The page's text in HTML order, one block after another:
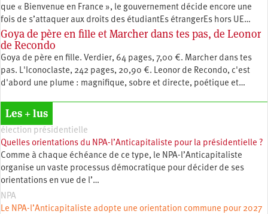
que « Bienvenue en France », le gouvernement décide encore une
fois de s’attaquer aux droits des étudiantEs étrangerEs hors UE…
Goya de père en fille et Marcher dans tes pas, de Leonor
de Recondo
Goya de père en fille. Verdier, 64 pages, 7,00 €. Marcher dans tes
pas. L'Iconoclaste, 242 pages, 20,90 €. Leonor de Recondo, c'est
d'abord une plume : magnifique, sobre et directe, poétique et…
Les + lus
élection présidentielle
Quelles orientations du NPA-l’Anticapitaliste pour la présidentielle ?
Comme à chaque échéance de ce type, le NPA-l’Anticapitaliste
organise un vaste processus démocratique pour décider de ses
orientations en vue de l’…
NPA
Le NPA-l’Anticapitaliste adopte une orientation commune pour 2027